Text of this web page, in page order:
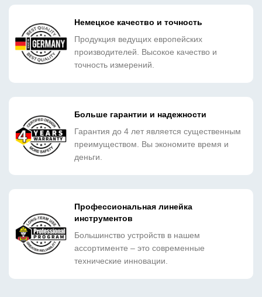
Немецкое качество и точность
Продукция ведущих европейских
производителей. Высокое качество и
точность измерений.
Больше гарантии и надежности
Гарантия до 4 лет является существенным
преимуществом. Вы экономите время и
деньги.
Профессиональная линейка
инструментов
Большинство устройств в нашем
ассортименте – это современные
технические инновации.